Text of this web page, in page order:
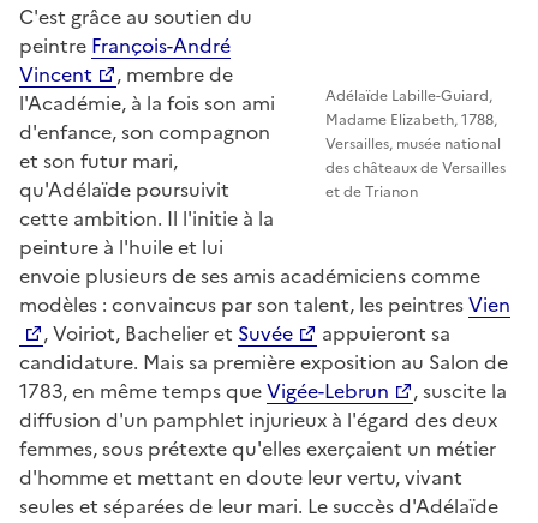
Adélaïde Labille-Guiard,
Madame Elizabeth, 1788,
Versailles, musée national
des châteaux de Versailles
et de Trianon
C'est grâce au soutien du
peintre François-André
Vincent
, membre de
l'Académie, à la fois son ami
d'enfance, son compagnon
et son futur mari,
qu'Adélaïde poursuivit
cette ambition. Il l'initie à la
peinture à l'huile et lui
envoie plusieurs de ses amis académiciens comme
modèles : convaincus par son talent, les peintresVien
, Voiriot, Bachelier et Suvée
appuieront sa
candidature. Mais sa première exposition au Salon de
1783, en même temps queVigée-Lebrun
, suscite la
diffusion d'un pamphlet injurieux à l'égard des deux
femmes, sous prétexte qu'elles exerçaient un métier
d'homme et mettant en doute leur vertu, vivant
seules et séparées de leur mari. Le succès d'Adélaïde